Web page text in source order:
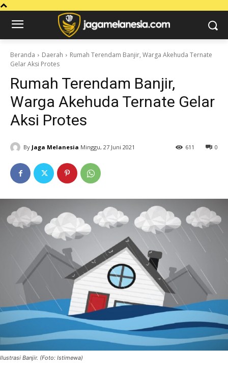
Beranda Daerah
Rumah Terendam Banjir, Warga Akehuda Ternate
Gelar Aksi Protes
Rumah Terendam Banjir,
Warga Akehuda Ternate Gelar
Aksi Protes
By Jaga Melanesia Minggu, 27 Juni 2021 0
611
Ilustrasi Banjir. (Foto: Istimewa)